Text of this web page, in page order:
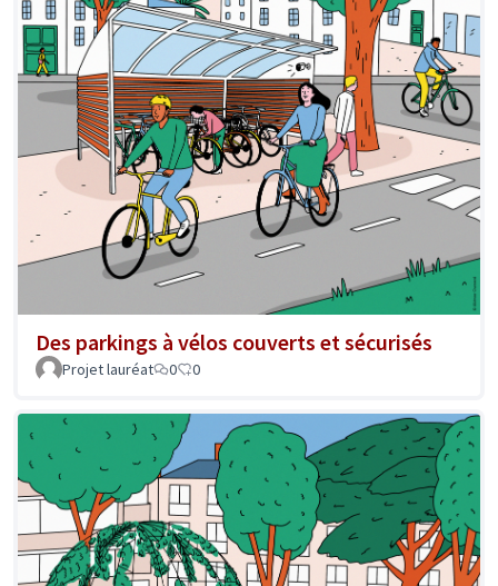
Des parkings à vélos couverts et sécurisés
Projet lauréat 0 0